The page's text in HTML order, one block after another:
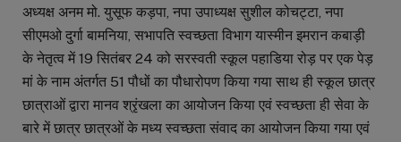
अध्यक्ष अनम मो. युसूफ कड़पा, नपा उपाध्यक्ष सुशील कोचट्टा, नपा
सीएमओ दुर्गा बामनिया, सभापति स्वच्छता विभाग यास्मीन इमरान कबाड़ी
के नेतृत्व में 19 सितंबर 24 को सरस्वती स्कूल पहाडिया रोड़ पर एक पेड़
मां के नाम अंतर्गत 51 पौधों का पौधारोपण किया गया साथ ही स्कूल छात्र
छात्राओं द्वारा मानव श्रृंखला का आयोजन किया एवं स्वच्छता ही सेवा के
बारे में छात्र छात्रओं के मध्य स्वच्छता संवाद का आयोजन किया गया एवं